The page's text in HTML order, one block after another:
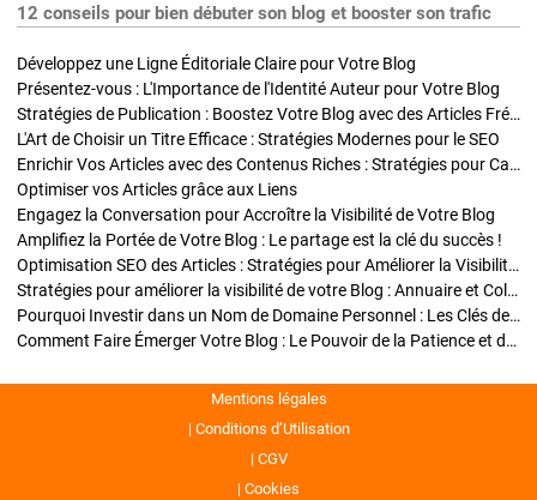
12 conseils pour bien débuter son blog et booster son trafic
Développez une Ligne Éditoriale Claire pour Votre Blog
Présentez-vous : L'Importance de l'Identité Auteur pour Votre Blog
Stratégies de Publication : Boostez Votre Blog avec des Articles Fréquents et Exclusifs
L'Art de Choisir un Titre Efficace : Stratégies Modernes pour le SEO
Enrichir Vos Articles avec des Contenus Riches : Stratégies pour Captiver et Optimiser
Optimiser vos Articles grâce aux Liens
Engagez la Conversation pour Accroître la Visibilité de Votre Blog
Amplifiez la Portée de Votre Blog : Le partage est la clé du succès !
Optimisation SEO des Articles : Stratégies pour Améliorer la Visibilité de Votre Blog
Stratégies pour améliorer la visibilité de votre Blog : Annuaire et Collaborations
Pourquoi Investir dans un Nom de Domaine Personnel : Les Clés de la Réussite de Votre Blog
Comment Faire Émerger Votre Blog : Le Pouvoir de la Patience et de la Persévérance
Mentions légales
Conditions d’Utilisation
CGV
Cookies